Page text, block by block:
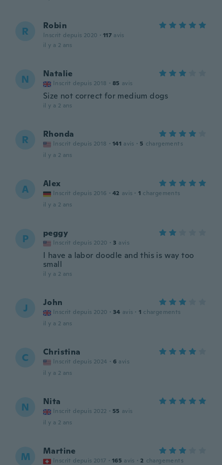
R Robin
Inscrit depuis 2020 · 117 avis
il y a 2 ans
N Natalie
Inscrit depuis 2018 · 85 avis
Size not correct for medium dogs
il y a 2 ans
R Rhonda
Inscrit depuis 2018 · 141 avis · 5 chargements
il y a 2 ans
A Alex
Inscrit depuis 2016 · 42 avis · 1 chargements
il y a 2 ans
P peggy
Inscrit depuis 2020 · 3 avis
I have a labor doodle and this is way too
small
il y a 2 ans
J John
Inscrit depuis 2020 · 34 avis · 1 chargements
il y a 2 ans
C Christina
Inscrit depuis 2024 · 6 avis
il y a 2 ans
N Nita
Inscrit depuis 2022 · 55 avis
il y a 2 ans
M Martine
Inscrit depuis 2017 · 165 avis · 2 chargements